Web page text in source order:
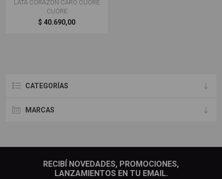
LATA CORAZON CARO CUORE
CUORE
$ 40.690,00
CATEGORÍAS
MARCAS
RECIBÍ NOVEDADES, PROMOCIONES,
LANZAMIENTOS EN TU EMAIL.